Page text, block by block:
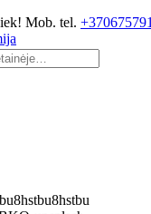
Mob. tel.